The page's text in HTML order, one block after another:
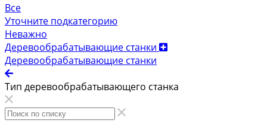
Все
Уточните подкатегорию
Неважно
Деревообрабатывающие станки
Деревообрабатывающие станки
Тип деревообрабатывающего станка